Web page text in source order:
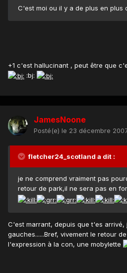
C'est moi ou il y a de plus en plus
+1 c'est hallucinant , peut être que
:bj:
JamesNoone
Posté(e) le 23 décembre
fletcher24_scotland a dit :
je ne comprend vraiment pas
retour de park,il ne sera pas en
C'est marrant, depuis que t'es
gauches......Bref, vivement le retour
l'expression à la con, une mobylette